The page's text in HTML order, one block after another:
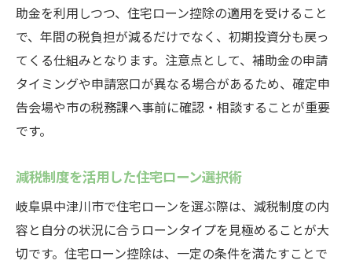
助金を利用しつつ、住宅ローン控除の適用を受けること
で、年間の税負担が減るだけでなく、初期投資分も戻っ
てくる仕組みとなります。注意点として、補助金の申請
タイミングや申請窓口が異なる場合があるため、確定申
告会場や市の税務課へ事前に確認・相談することが重要
です。
減税制度を活用した住宅ローン選択術
岐阜県中津川市で住宅ローンを選ぶ際は、減税制度の内
容と自分の状況に合うローンタイプを見極めることが大
切です。住宅ローン控除は、一定の条件を満たすことで